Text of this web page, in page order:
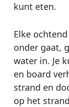
kunt eten.
Elke
onder gaat,
water in. Je
en board
strand en
op het